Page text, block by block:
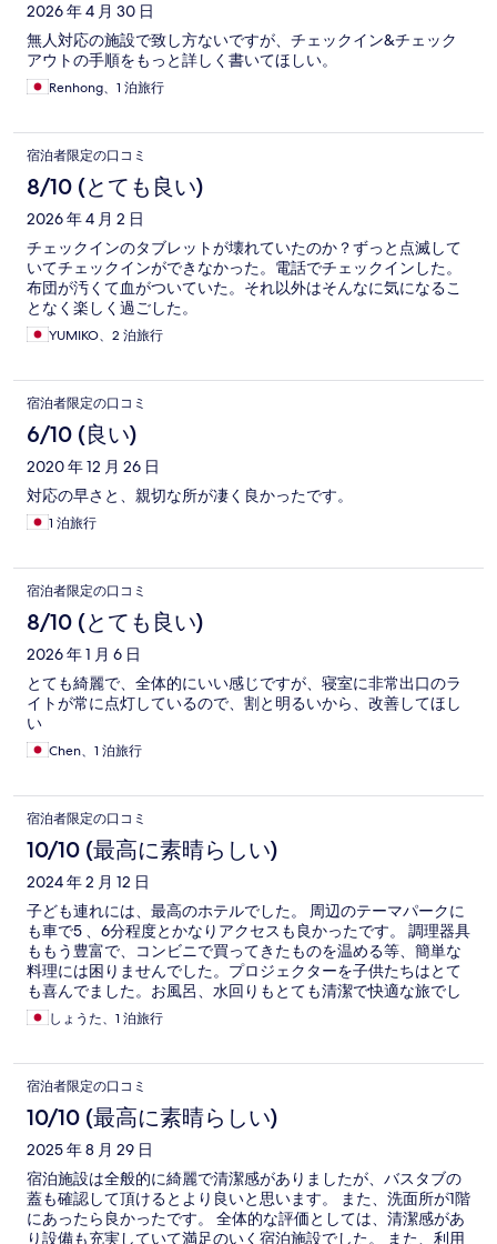
2026 年 4 月 30 日
無人対応の施設で致し方ないですが、チェックイン&チェック
アウトの手順をもっと詳しく書いてほしい。
Renhong、1 泊旅行
宿泊者限定の口コミ
8/10 (とても良い)
2026 年 4 月 2 日
チェックインのタブレットが壊れていたのか？ずっと点滅して
いてチェックインができなかった。電話でチェックインした。
布団が汚くて血がついていた。それ以外はそんなに気になるこ
となく楽しく過ごした。
YUMIKO、2 泊旅行
宿泊者限定の口コミ
6/10 (良い)
2020 年 12 月 26 日
対応の早さと、親切な所が凄く良かったです。
1 泊旅行
宿泊者限定の口コミ
8/10 (とても良い)
2026 年 1 月 6 日
とても綺麗で、全体的にいい感じですが、寝室に非常出口のラ
イトが常に点灯しているので、割と明るいから、改善してほし
い
Chen、1 泊旅行
宿泊者限定の口コミ
10/10 (最高に素晴らしい)
2024 年 2 月 12 日
子ども連れには、最高のホテルでした。 周辺のテーマパークに
も車で5 、6分程度とかなりアクセスも良かったです。 調理器具
ももう豊富で、コンビニで買ってきたものを温める等、簡単な
料理には困りませんでした。プロジェクターを子供たちはとて
も喜んでました。お風呂、水回りもとても清潔で快適な旅でし
た。 また、ぜひ泊まりたいです。 キッチンペーパーはあったん
ですが、少なかったので予備も置いておいていただけると助か
しょうた、1 泊旅行
宿泊者限定の口コミ
10/10 (最高に素晴らしい)
2025 年 8 月 29 日
宿泊施設は全般的に綺麗で清潔感がありましたが、バスタブの
蓋も確認して頂けるとより良いと思います。 また、洗面所が1階
にあったら良かったです。 全体的な評価としては、清潔感があ
り設備も充実していて満足のいく宿泊施設でした。 また、利用